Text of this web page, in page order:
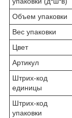
Объем упаковки
Вес упаковки
Цвет
Артикул
Штрих-код
единицы
Штрих-код
упаковки